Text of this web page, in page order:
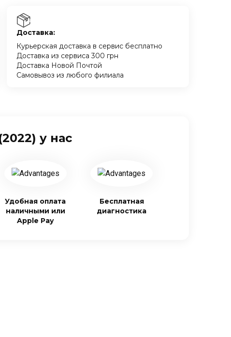
Доставка:
Курьерская доставка в сервис бесплатно
Доставка из сервиса 300 грн
Доставка Новой Почтой
Самовывоз из любого филиала
у нас
Удобная оплата
наличными или
Apple Pay
Бесплатная
диагностика